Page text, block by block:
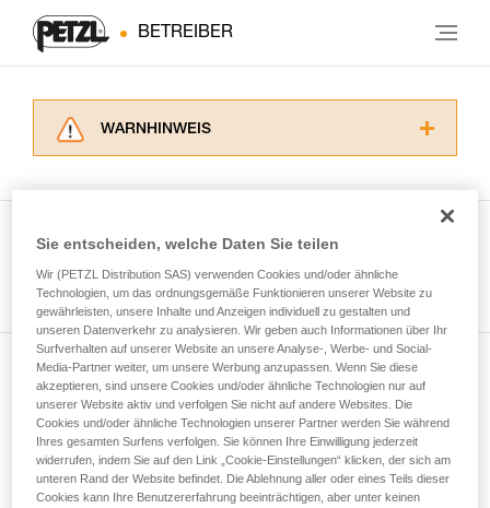
BETREIBER
WARNHINWEIS
ziehen. Um diese Zusatzinformationen
der Gebrauchsanweisung enthaltenen
Informationen richtig verstanden haben.
Die Beherrschung dieser Techniken setzt eine
entsprechende Ausbildung und ein spezielles
Training voraus. Prüfen Sie zusammen mit
einem Profi, ob Sie in der Lage sind, den
Vorgang alleine sicher zu wiederholen, bevor
Sie ihn eigenständig durchführen.
Wir geben Beispiele für die mit Ihrer Aktivität
verbundenen Techniken. Möglicherweise gibt es
noch andere Techniken, die hier nicht
Alle Techniken ansehen
Newsletter abonnieren
und auf dem Laufenden bleiben
Email *
Sie entscheiden, welche Daten Sie teilen
Wir (PETZL Distribution SAS) verwenden Cookies und/oder ähnliche
Technologien, um das ordnungsgemäße Funktionieren unserer Website zu
gewährleisten, unsere Inhalte und Anzeigen individuell zu gestalten und
unseren Datenverkehr zu analysieren. Wir geben auch Informationen über Ihr
Surfverhalten auf unserer Website an unsere Analyse-, Werbe- und Social-
Media-Partner weiter, um unsere Werbung anzupassen. Wenn Sie diese
akzeptieren, sind unsere Cookies und/oder ähnliche Technologien nur auf
unserer Website aktiv und verfolgen Sie nicht auf andere Websites. Die
Cookies und/oder ähnliche Technologien unserer Partner werden Sie während
Ihres gesamten Surfens verfolgen. Sie können Ihre Einwilligung jederzeit
widerrufen, indem Sie auf den Link „Cookie-Einstellungen“ klicken, der sich am
unteren Rand der Website befindet. Die Ablehnung aller oder eines Teils dieser
Cookies kann Ihre Benutzererfahrung beeinträchtigen, aber unter keinen